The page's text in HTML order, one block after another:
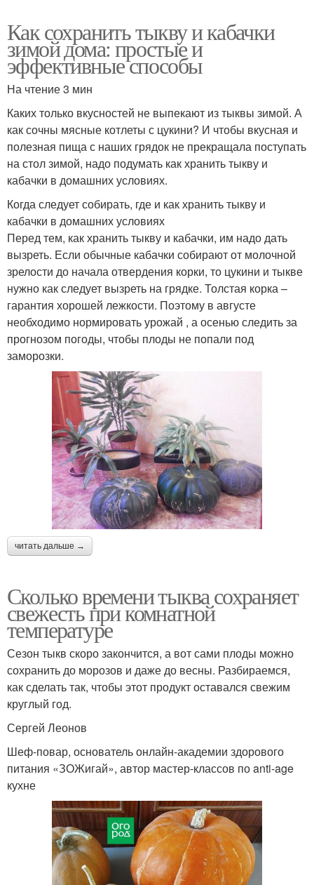
Как сохранить тыкву и кабачки
зимой дома: простые и
эффективные способы
На чтение 3 мин
Каких только вкусностей не выпекают из тыквы зимой. А
как сочны мясные котлеты с цукини? И чтобы вкусная и
полезная пища с наших грядок не прекращала поступать
на стол зимой, надо подумать как хранить тыкву и
кабачки в домашних условиях.
Когда следует собирать, где и как хранить тыкву и
кабачки в домашних условиях
Перед тем, как хранить тыкву и кабачки, им надо дать
вызреть. Если обычные кабачки собирают от молочной
зрелости до начала отвердения корки, то цукини и тыкве
нужно как следует вызреть на грядке. Толстая корка –
гарантия хорошей лежкости. Поэтому в августе
необходимо нормировать урожай , а осенью следить за
прогнозом погоды, чтобы плоды не попали под
заморозки.
читать дальше →
Сколько времени тыква сохраняет
свежесть при комнатной
температуре
Сезон тыкв скоро закончится, а вот сами плоды можно
сохранить до морозов и даже до весны. Разбираемся,
как сделать так, чтобы этот продукт оставался свежим
круглый год.
Сергей Леонов
Шеф-повар, основатель онлайн-академии здорового
питания «ЗОЖигай», автор мастер-классов по anti-age
кухне